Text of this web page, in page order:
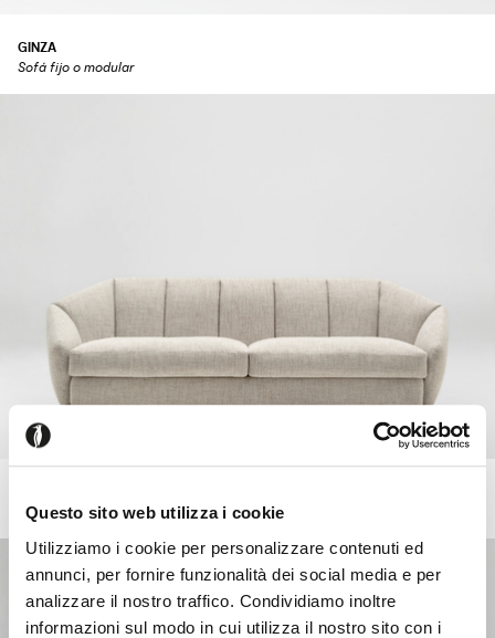
Questo sito web utilizza i cookie
Utilizziamo i cookie per personalizzare contenuti ed
annunci, per fornire funzionalità dei social media e per
analizzare il nostro traffico. Condividiamo inoltre
informazioni sul modo in cui utilizza il nostro sito con i
GINZA
Sofá fijo o modular
Sofá fijo o modular